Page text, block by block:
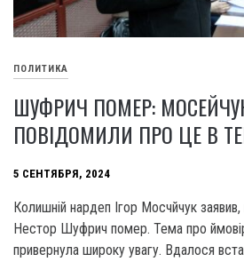
ПОЛИТИКА
ШУФРИЧ ПОМЕР:
ПОВІДОМИЛИ ПРО ЦЕ В
5 СЕНТЯБРЯ, 2024
Колишній нардеп Ігор Мосчйчук
Нестор Шуфрич помер. Тема про
привернула широку увагу. Вдалося